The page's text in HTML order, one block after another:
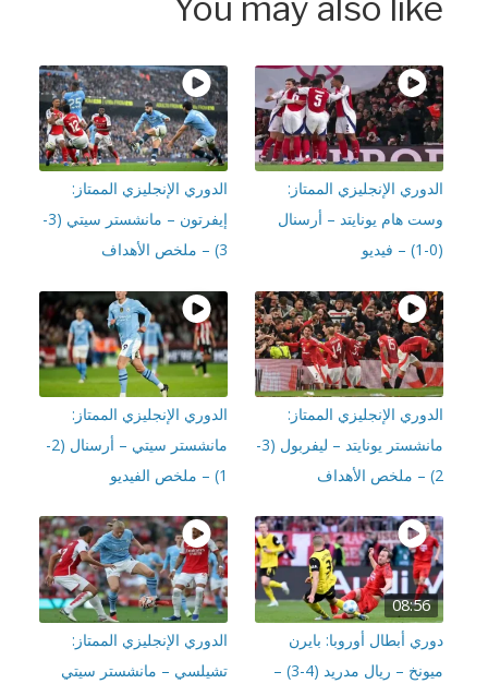
الإنجليزي الممتاز:
هام يونايتد – أرسنال
الدوري الإنجليزي الممتاز:
إيفرتون – مانشستر سيتي (3-
الإنجليزي الممتاز:
مانشستر يونايتد – ليفربول (3-
الدوري الإنجليزي الممتاز:
مانشستر سيتي – أرسنال (2-
أبطال أوروبا: بايرن
ميونخ – ريال مدريد (4-3) –
الدوري الإنجليزي الممتاز:
تشيلسي – مانشستر سيتي